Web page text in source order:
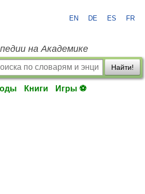
EN DE ES FR
на Академике
Найти!
Книги Игры ⚽